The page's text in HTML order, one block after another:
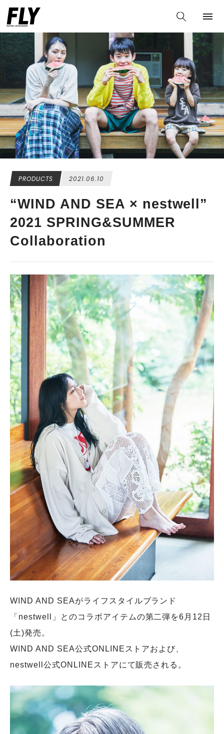
PRODUCTS 2021.06.10
“WIND AND SEA × nestwell”
2021 SPRING&SUMMER
Collaboration
WIND AND SEAがライフスタイルブランド
「nestwell」とのコラボアイテムの第二弾を6月12日
(土)発売。
WIND AND SEA公式ONLINEストアおよび、
nestwell公式ONLINEストアにて販売される。